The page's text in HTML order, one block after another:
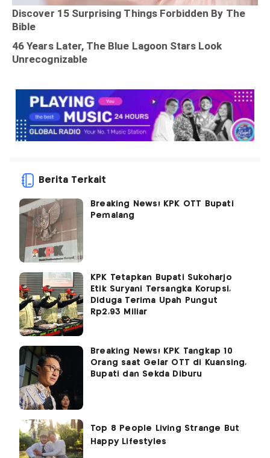
Berita Terkait
Breaking News! KPK OTT Bupati
Pemalang
KPK Tetapkan Bupati Sukoharjo
Etik Suryani Tersangka Korupsi,
Diduga Terima Upah Pungut
Rp2,93 Miliar
Breaking News! KPK Tangkap 10
Orang saat Gelar OTT di Kuansing,
Bupati dan Sekda Diburu